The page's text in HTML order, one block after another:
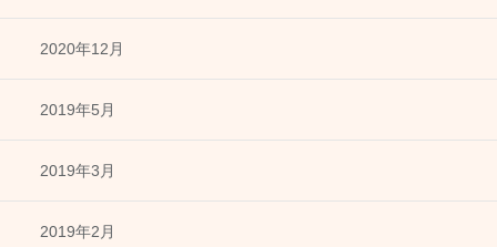
2020年12月
2019年5月
2019年3月
2019年2月